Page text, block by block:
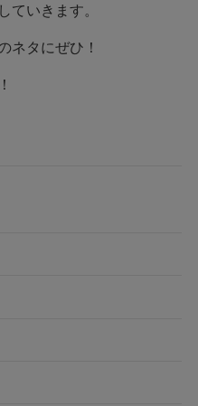
ていきます。
ネタにぜひ！